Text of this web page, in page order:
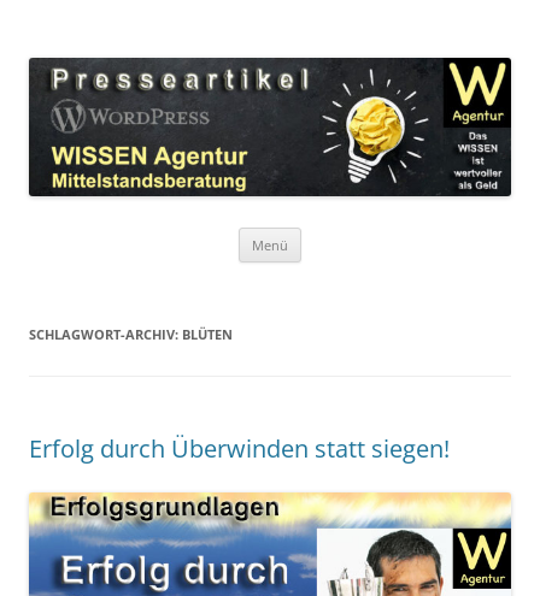
Agentur
Menü
SCHLAGWORT-ARCHIV: BLÜTEN
Erfolg durch Überwinden statt siegen!